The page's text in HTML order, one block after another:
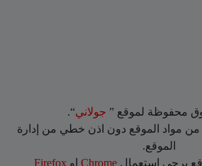
محفوظة لموقع ” جولاني“.
من مواد الموقع دون اذن خطي من إدارة
الموقع.
يرجي استعمال Chrome او Firefox